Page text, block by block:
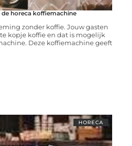
horeca koffiemachine
zonder koffie. Jouw gasten
kopje koffie en dat is mogelijk
Deze koffiemachine geeft
HORECA